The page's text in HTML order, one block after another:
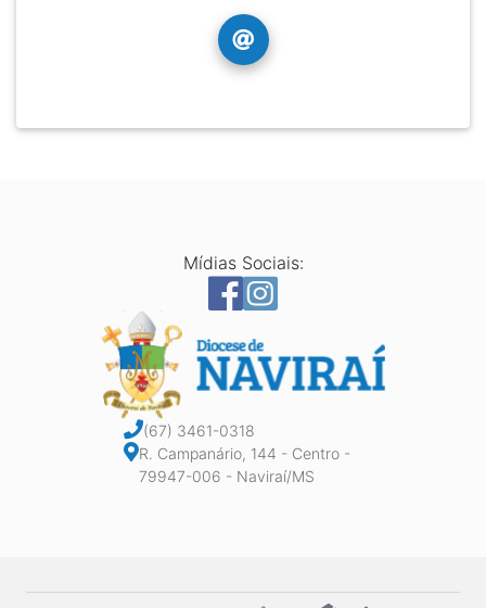
Mídias Sociais:
(67) 3461-0318
R. Campanário, 144 - Centro -
79947-006 - Naviraí/MS